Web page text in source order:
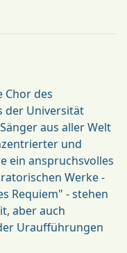
Chor des
der Universität
aus aller Welt
und
ein anspruchsvolles
Werke -
Requiem" - stehen
aber auch
Uraufführungen